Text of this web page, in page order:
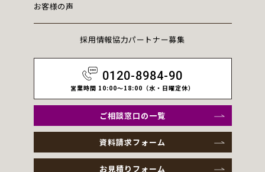
お客様の声
採用情報協力パートナー募集
0120-8984-90
営業時間 10:00～18:00（水・日曜定休）
ご相談窓口の一覧
資料請求フォーム
お見積りフォーム